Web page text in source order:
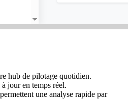
hub de pilotage quotidien.
jour en temps réel.
une analyse rapide par